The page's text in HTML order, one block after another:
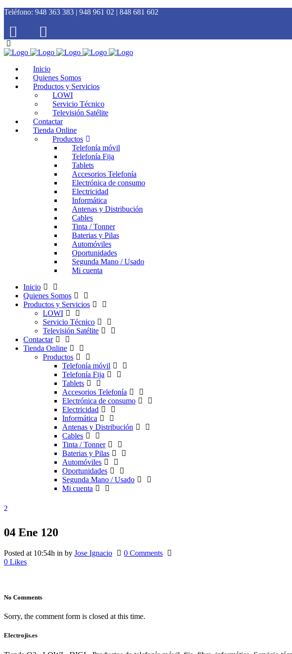
Teléfono: 948 363 383 | 948 961 02 | 848 681 602
Inicio
Quienes Somos
Productos y Servicios
LOWI
Servicio Técnico
Televisión Satélite
Contactar
Tienda Online
Productos
Telefonía móvil
Telefonía Fija
Tablets
Accesorios Telefonía
Electrónica de consumo
Electricidad
Informática
Antenas y Distribución
Cables
Tinta / Tonner
Baterias y Pilas
Automóviles
Oportunidades
Segunda Mano / Usado
Mi cuenta
Inicio
Quienes Somos
Productos y Servicios
LOWI
Servicio Técnico
Televisión Satélite
Contactar
Tienda Online
Productos
Telefonía móvil
Telefonía Fija
Tablets
Accesorios Telefonía
Electrónica de consumo
Electricidad
Informática
Antenas y Distribución
Cables
Tinta / Tonner
Baterias y Pilas
Automóviles
Oportunidades
Segunda Mano / Usado
Mi cuenta
04 Ene 120
Posted at 10:54h in by Jose Ignacio
0 Comments
0 Likes
No Comments
Sorry, the comment form is closed at this time.
Electrojis.es